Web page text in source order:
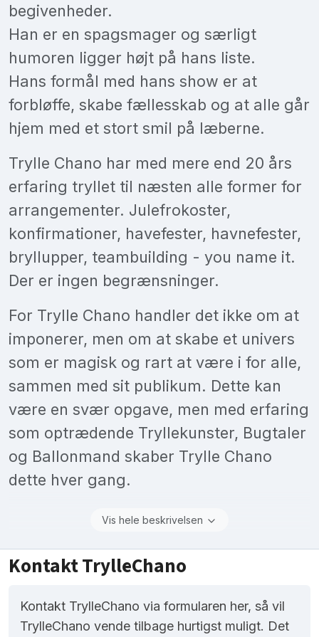
begivenheder.
Han er en spagsmager og særligt
humoren ligger højt på hans liste.
Hans formål med hans show er at
forbløffe, skabe fællesskab og at alle går
hjem med et stort smil på læberne.
Trylle Chano har med mere end 20 års
erfaring tryllet til næsten alle former for
arrangementer. Julefrokoster,
konfirmationer, havefester, havnefester,
bryllupper, teambuilding - you name it.
Der er ingen begrænsninger.
For Trylle Chano handler det ikke om at
imponerer, men om at skabe et univers
som er magisk og rart at være i for alle,
sammen med sit publikum. Dette kan
være en svær opgave, men med erfaring
som optrædende Tryllekunster, Bugtaler
og Ballonmand skaber Trylle Chano
dette hver gang.
Vis hele beskrivelsen
Kontakt TrylleChano
Kontakt TrylleChano via formularen her, så vil
TrylleChano vende tilbage hurtigst muligt. Det